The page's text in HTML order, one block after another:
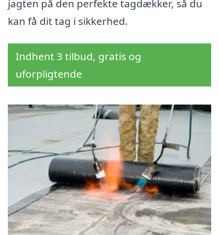
jagten på den perfekte tagdækker, så du
kan få dit tag i sikkerhed.
Indhent 3 tilbud, gratis og
uforpligtende